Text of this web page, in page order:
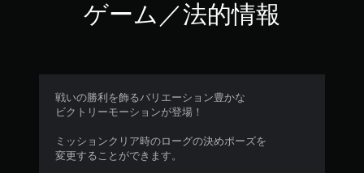
ゲーム／法的情報
戦いの勝利を飾るバリエーション豊かな
ビクトリーモーションが登場！
ミッションクリア時のローグの決めポーズを
変更することができます。